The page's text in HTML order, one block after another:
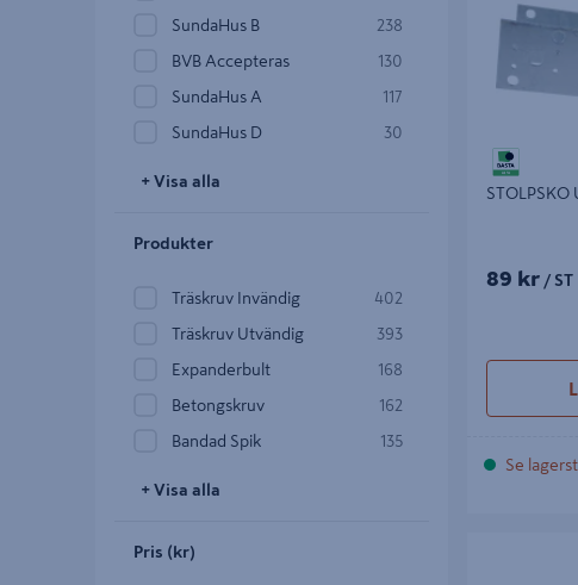
SundaHus B 238
BVB Accepteras 130
SundaHus A 117
SundaHus D 30
+ Visa alla
Produkter
Träskruv Invändig 402
Träskruv Utvändig 393
Expanderbult 168
Betongskruv 162
Bandad Spik 135
+ Visa alla
Pris (kr)
STOLPSKO
89 kr / ST
Se